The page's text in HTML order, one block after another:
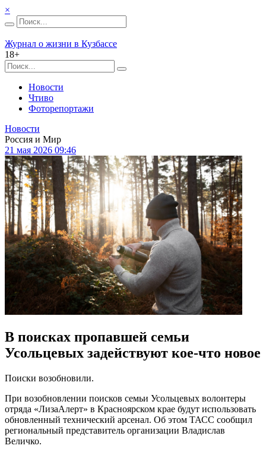
×
Журнал о жизни в Кузбассе
18+
Новости
Чтиво
Фоторепортажи
Новости
Россия и Мир
21 мая 2026 09:46
В поисках пропавшей семьи
Усольцевых задействуют кое-что новое
Поиски возобновили.
При возобновлении поисков семьи Усольцевых волонтеры
отряда «ЛизаАлерт» в Красноярском крае будут использовать
обновленный технический арсенал. Об этом ТАСС сообщил
региональный представитель организации Владислав
Величко.